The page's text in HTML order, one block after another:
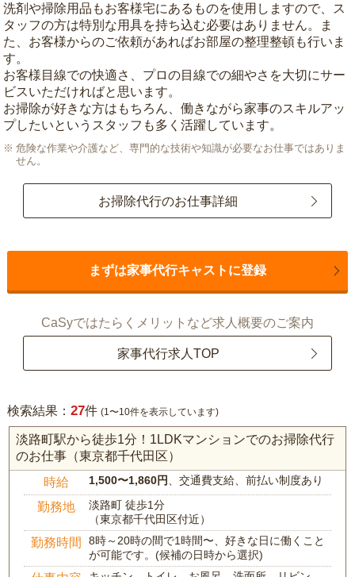
洗剤や掃除用品もお客様宅にあるものを使用しますので、ス
タッフの方は特別な用具を持ち込む必要はありません。ま
た、お客様からのご依頼があればお部屋の整理整頓も行いま
す。
お客様目線での快適さ、プロの目線での細やさを大切にサー
ビスいただければと思います。
お掃除が好きな方はもちろん、働きながら家事のスキルアッ
プしたいというスタッフも多く活躍しています。
危険な作業や介護など、専門的な技術や知識が必要なお仕事ではありま
せん。
お掃除代行のお仕事詳細
まずは家事代行キャストに登録
CaSyではたらくメリットなど求人概要のご案内
家事代行求人TOP
検索結果： 27件 (1〜10件を表示しています)
淡路町駅から徒歩1分！1LDKマンションでのお掃除代行
のお仕事（東京都千代田区）
時給 1,500〜1,860円、交通費支給、前払い制度あり
勤務地
淡路町 徒歩1分
（東京都千代田区付近）
勤務時間
8時～20時の間で1時間〜、好きな日に働くこと
が可能です。(候補の日時から選択)